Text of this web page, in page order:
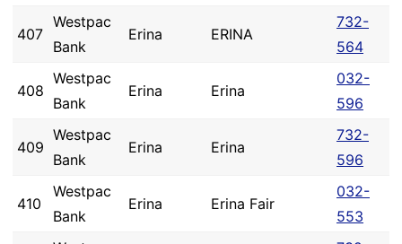
407
Westpac
Bank
Erina ERINA
732-
564
408
Westpac
Bank
Erina Erina
032-
596
409
Westpac
Bank
Erina Erina
732-
596
410
Westpac
Bank
Erina Erina Fair
032-
553